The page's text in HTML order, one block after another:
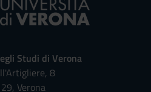
Studi di Verona
8
Verona